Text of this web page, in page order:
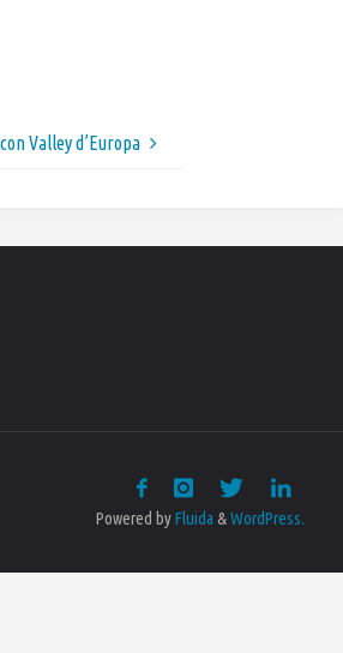
Valley d’Europa
Powered byFluida &WordPress.